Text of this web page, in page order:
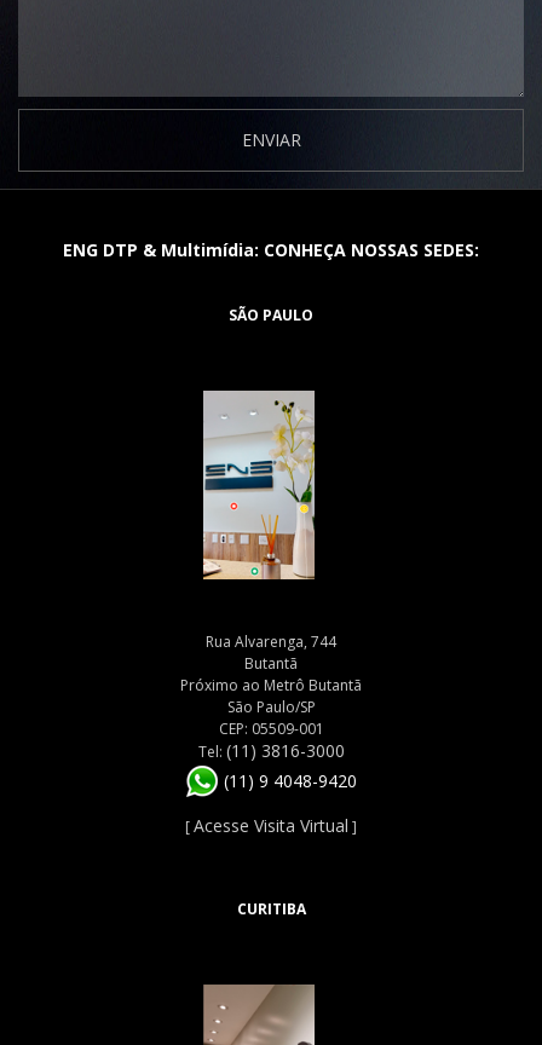
ENVIAR
ENG DTP & Multimídia: CONHEÇA NOSSAS SEDES:
SÃO PAULO
Rua Alvarenga, 744
Butantã
Próximo ao Metrô Butantã
São Paulo/SP
CEP: 05509-001
Tel: (11) 3816-3000
(11) 9 4048-9420
[Acesse Visita Virtual ]
CURITIBA